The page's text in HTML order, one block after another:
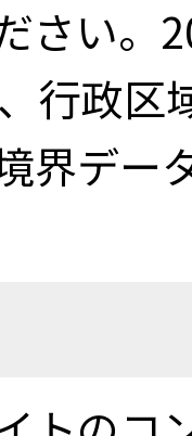
さい。
行政区
界デー